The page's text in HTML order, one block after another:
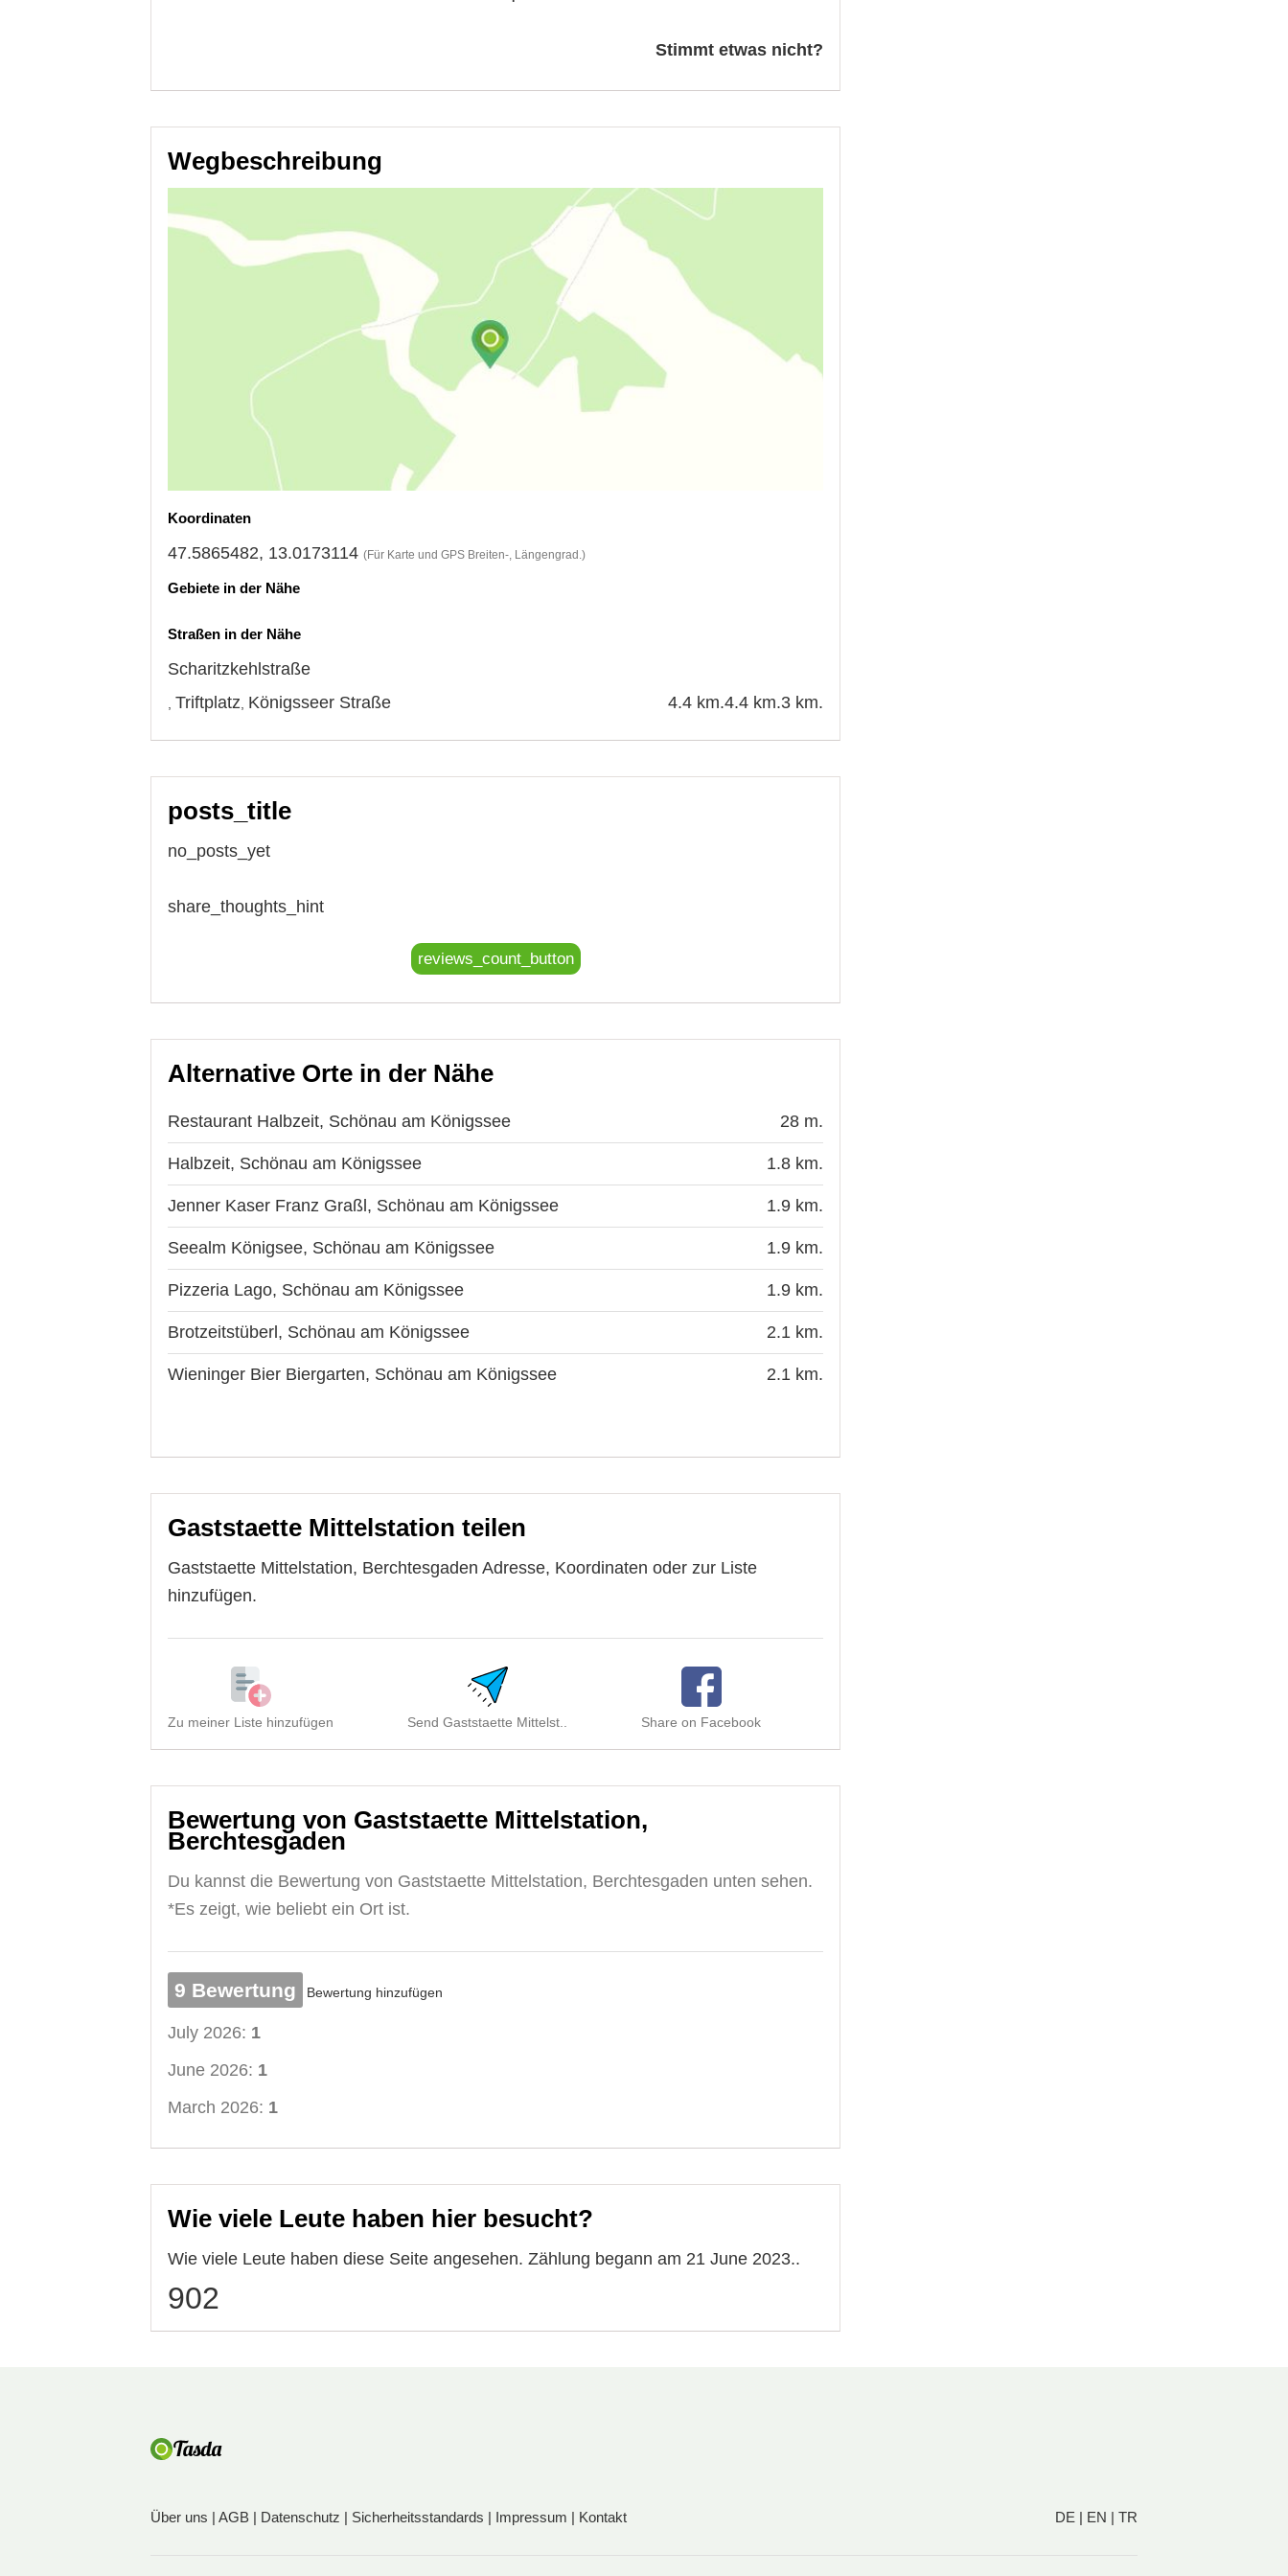
Stimmt etwas nicht?
Wegbeschreibung
Koordinaten
47.5865482, 13.0173114 (Für Karte und GPS Breiten-, Längengrad.)
Gebiete in der Nähe
Straßen in der Nähe
Scharitzkehlstraße
3 km.
Triftplatz 4.4 km.
Königsseer Straße 4.4 km.
posts_title
no_posts_yet
share_thoughts_hint
reviews_count_button
Alternative Orte in der Nähe
Restaurant Halbzeit, Schönau am Königssee 28 m.
Halbzeit, Schönau am Königssee 1.8 km.
Jenner Kaser Franz Graßl, Schönau am Königssee 1.9 km.
Seealm Königsee, Schönau am Königssee 1.9 km.
Pizzeria Lago, Schönau am Königssee 1.9 km.
Brotzeitstüberl, Schönau am Königssee 2.1 km.
Wieninger Bier Biergarten, Schönau am Königssee 2.1 km.
Gaststaette Mittelstation teilen
Gaststaette Mittelstation, Berchtesgaden Adresse, Koordinaten oder zur Liste
hinzufügen.
Zu meiner Liste hinzufügen Send Gaststaette Mittelst.. Share on Facebook
Bewertung von Gaststaette Mittelstation,
Berchtesgaden
Du kannst die Bewertung von Gaststaette Mittelstation, Berchtesgaden unten sehen.
*Es zeigt, wie beliebt ein Ort ist.
9 Bewertung Bewertung hinzufügen
July 2026: 1
June 2026: 1
March 2026: 1
Wie viele Leute haben hier besucht?
Wie viele Leute haben diese Seite angesehen. Zählung begann am 21 June 2023..
902
Über uns | AGB | Datenschutz | Sicherheitsstandards | Impressum | Kontakt DE | EN | TR